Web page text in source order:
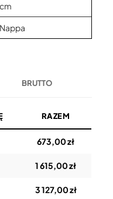
BRUTTO
RAZEM
673,00 zł
1 615,00 zł
3 127,00 zł